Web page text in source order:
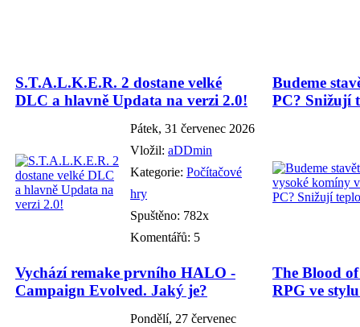
S.T.A.L.K.E.R. 2 dostane velké
DLC a hlavně Updata na verzi 2.0!
Pátek, 31 červenec 2026
Vložil: aDDmin
Kategorie: Počítačové
hry
Spuštěno: 782x
Komentářů: 5
Budeme
PC? Snižují
Vychází remake prvního HALO -
Campaign Evolved. Jaký je?
Pondělí, 27 červenec
The Blood
RPG ve